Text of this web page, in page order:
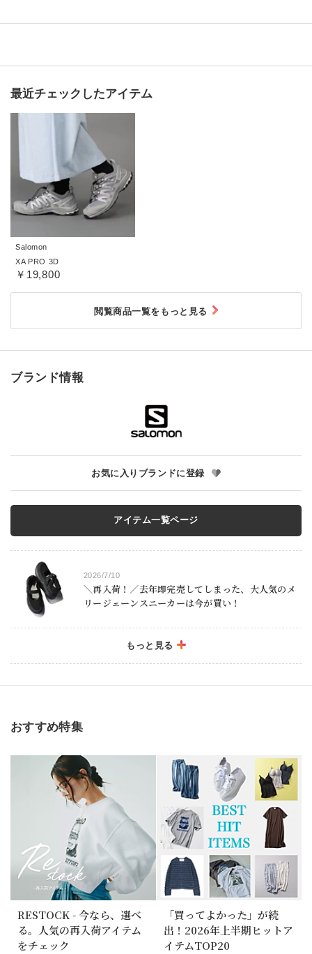
ブランド情報
お気に入りブランドに登録
アイテム一覧ページ
2026/7/10
＼再入荷！／去年即完売してしまった、大人気のメ
リージェーンスニーカーは今が買い！
コーデお悩み ＃気温23～32℃
2026/6/12
【水濡れ／梅雨寒／ジメジメ湿気】６月をモードに
乗り切る「梅雨対策アイテム」
2026/6/12
RAINY DAY ITEMS 10｜雨の日を快適にする機能
派アイテム集めました！
もっと見る
最近チェックしたアイテム
Salomon
XA PRO 3D
￥19,800
閲覧商品一覧をもっと見る
おすすめ特集
RESTOCK - 今なら、選べ
る。人気の再入荷アイテム
をチェック
「買ってよかった」が続
出！2026年上半期ヒットア
イテムTOP20